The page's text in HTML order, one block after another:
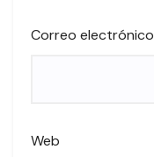
Correo electrónico
Web